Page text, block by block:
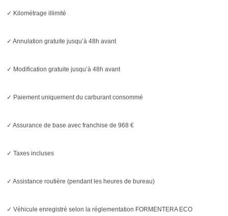
✓ Kilométrage illimité
✓ Annulation gratuite jusqu’à 48h avant
✓ Modification gratuite jusqu’à 48h avant
✓ Paiement uniquement du carburant consommé
✓ Assurance de base avec franchise de 968 €
✓ Taxes incluses
✓ Assistance routière (pendant les heures de bureau)
✓ Véhicule enregistré selon la réglementation FORMENTERA ECO